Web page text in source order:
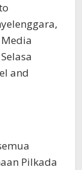
and
Pilkada